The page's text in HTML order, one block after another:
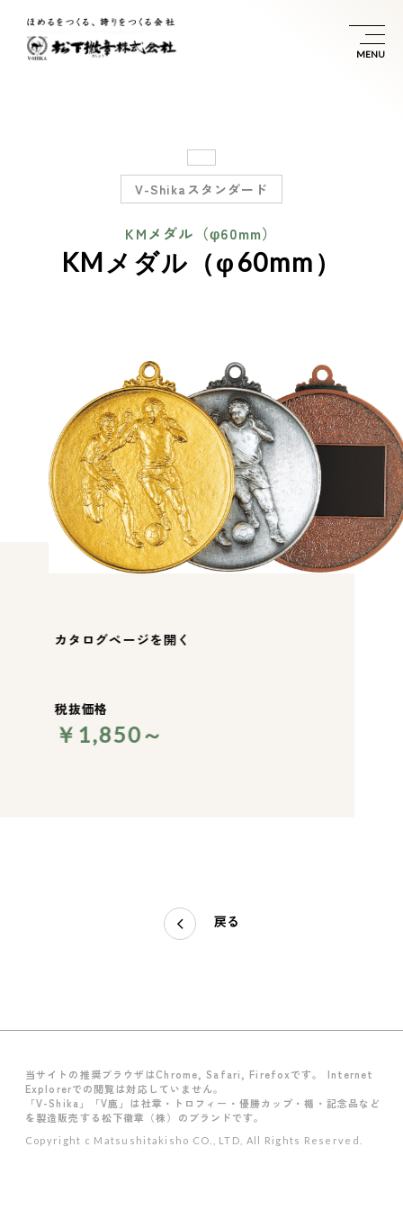
V-Shikaスタンダード
KMメダル（φ60mm）
KMメダル（φ60mm）
カタログページを開く
税抜価格
￥1,850～
戻る
当サイトの推奨ブラウザはChrome, Safari, Firefoxです。 Internet
Explorerでの閲覧は対応していません。
「V-Shika」「V鹿」は社章・トロフィー・優勝カップ・楯・記念品など
を製造販売する松下徽章（株）のブランドです。
Copyright c Matsushitakisho CO., LTD, All Rights Reserved.